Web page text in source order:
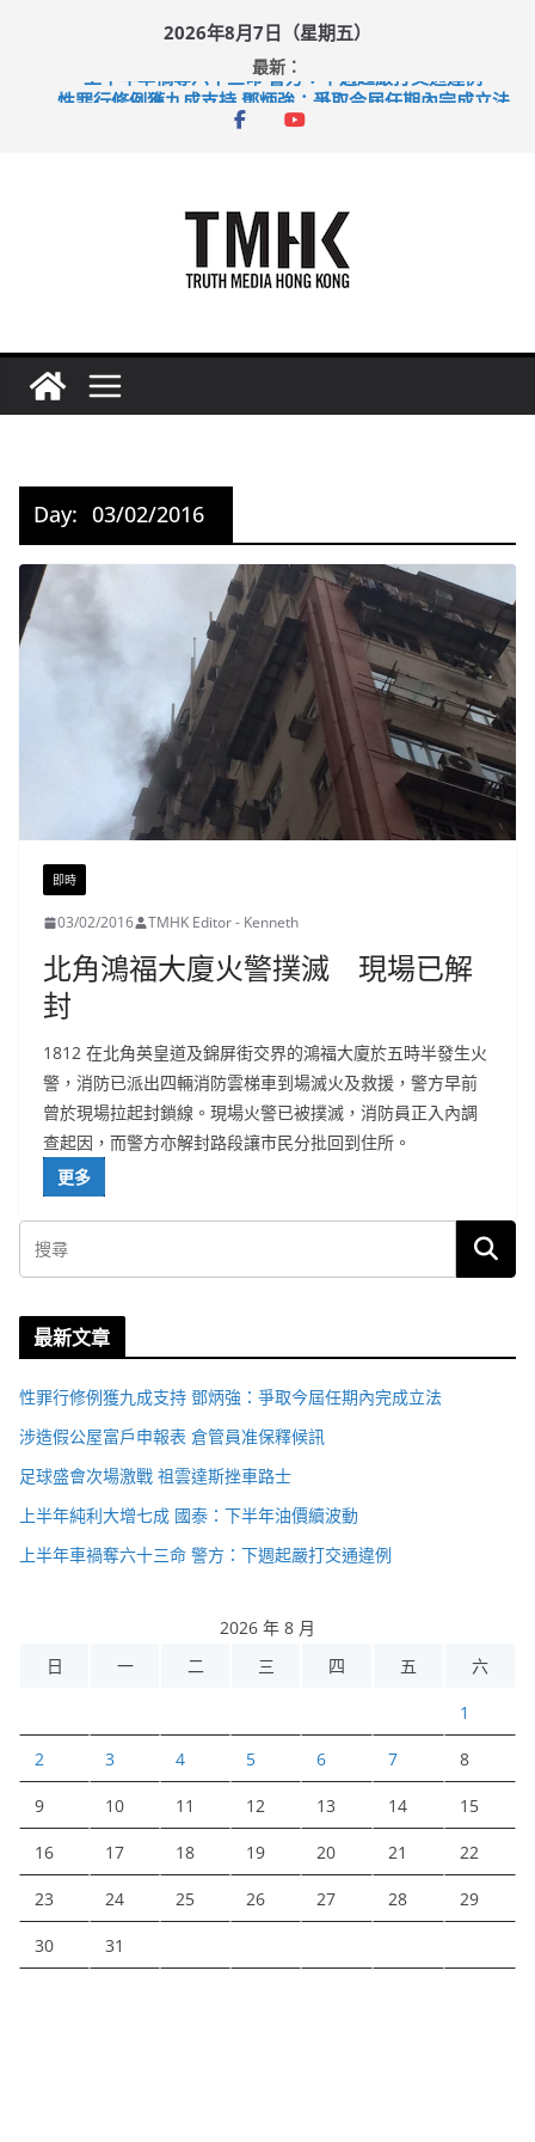
2026年8月7日（星期五）
最新：
上半年車禍奪六十三命 警方：下週起嚴打交通違例
性罪行修例獲九成支持 鄧炳強：爭取今屆任期內完成立法
涉造假公屋富戶申報表 倉管員准保釋候訊
Day: 03/02/2016
即時
03/02/2016 TMHK Editor - Kenneth
北角鴻福大廈火警撲滅 現場已解
封
1812 在北角英皇道及錦屏街交界的鴻福大廈於五時半發生火
警，消防已派出四輛消防雲梯車到場滅火及救援，警方早前
曾於現場拉起封鎖線。現場火警已被撲滅，消防員正入內調
查起因，而警方亦解封路段讓市民分批回到住所。
更多
最新文章
性罪行修例獲九成支持 鄧炳強：爭取今屆任期內完成立法
涉造假公屋富戶申報表 倉管員准保釋候訊
足球盛會次場激戰 祖雲達斯挫車路士
上半年純利大增七成 國泰：下半年油價續波動
上半年車禍奪六十三命 警方：下週起嚴打交通違例
2026 年 8 月
日
一 二 三 四 五 六
1
2 3 4 5 6 7 8
9 10 11 12 13 14 15
16 17 18 19 20 21 22
23 24 25 26 27 28 29
30 31